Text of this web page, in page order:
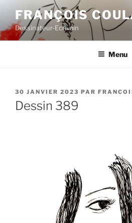
contenu
principal
FRANÇOIS
Dessinateur-Ecrivain
Menu
PUBLIÉ
LE
30 JANVIER 2023 PAR
Dessin 389